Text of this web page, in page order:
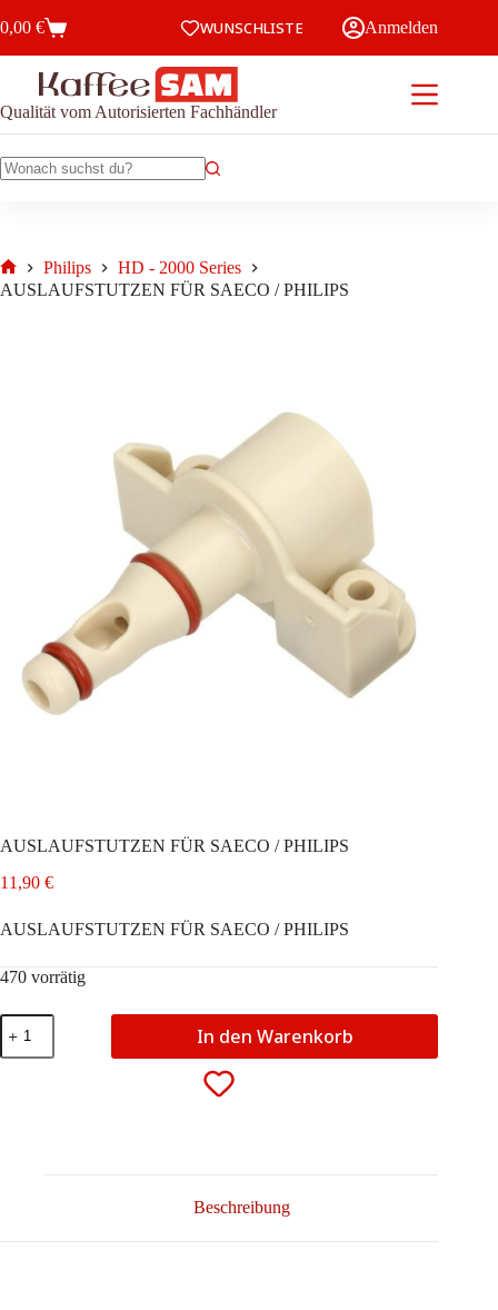
Inhalt
Warenkorb
0,00 € WUNSCHLISTE Anmelden
Qualität vom Autorisierten Fachhändler
Start
Philips
HD - 2000 Series
AUSLAUFSTUTZEN FÜR SAECO / PHILIPS
AUSLAUFSTUTZEN FÜR SAECO / PHILIPS
11,90 €
AUSLAUFSTUTZEN FÜR SAECO / PHILIPS
470 vorrätig
AUSLAUFSTUTZEN
FÜR
SAECO
In den Warenkorb
Beschreibung